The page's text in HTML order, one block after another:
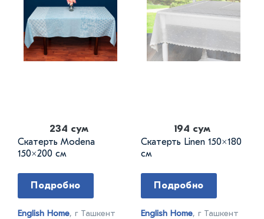
234 сум
Скатерть Modena
150×200 см
Подробно
English Home, г Ташкент
194 сум
Скатерть Linen 150×180
см
Подробно
English Home, г Ташкент